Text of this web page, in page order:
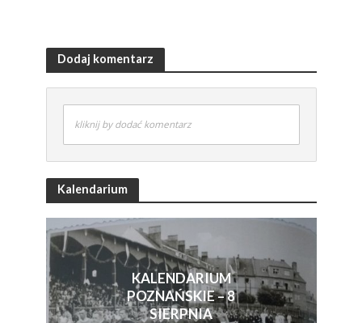
Dodaj komentarz
kliknij by dodać komentarz
Kalendarium
KALENDARIUM
POZNAŃSKIE – 8
SIERPNIA